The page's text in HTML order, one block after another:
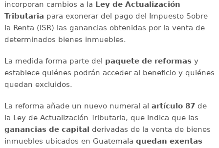
incorporan cambios a la Ley de Actualización
Tributaria para exonerar del pago del Impuesto Sobre
la Renta (ISR) las ganancias obtenidas por la venta de
determinados bienes inmuebles.
La medida forma parte del paquete de reformasy
establece quiénes podrán acceder al beneficio y quiénes
quedan excluidos.
La reforma añade un nuevo numeral al artículo 87de
la Ley de Actualización Tributaria, que indica que las
ganancias de capital
derivadas de la venta de bienes
inmuebles ubicados en Guatemala quedan exentas